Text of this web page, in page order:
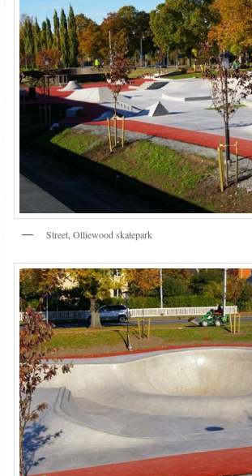
Street, Olliewood skatepark